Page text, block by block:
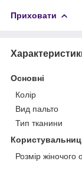
Приховати
Основні
Колір
Вид пальто
Тип тканини
Розмір жіночого